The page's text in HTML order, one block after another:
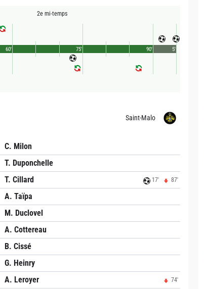
2e mi-temps
90'
60' 75' 5'
Saint-Malo
C. Milon
T. Duponchelle
T. Cillard 17' 87'
A. Taïpa
M. Duclovel
A. Cottereau
B. Cissé
G. Heinry
A. Leroyer 74'